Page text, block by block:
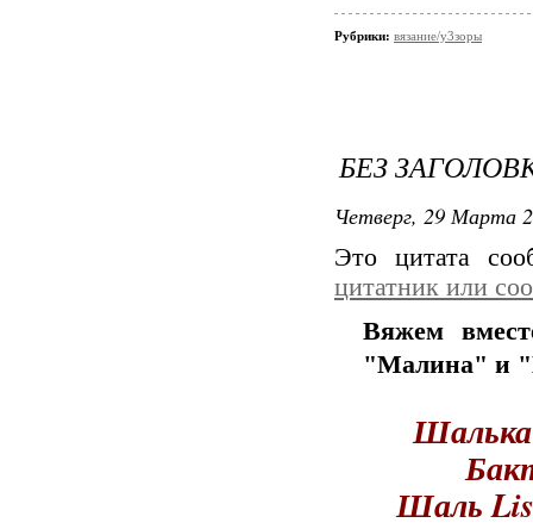
Рубрики: вязание/у3зоры
БЕЗ
Четверг, 29 Марта
Это цитата
цитатник или
Вяжем
"Малина" и
Шалька
Шаль